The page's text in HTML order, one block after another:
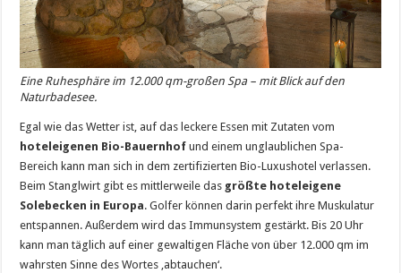
Eine Ruhesphäre im 12.000 qm-großen Spa – mit Blick auf den
Naturbadesee.
Egal wie das Wetter ist, auf das leckere Essen mit Zutaten vom
hoteleigenen Bio-Bauernhof und einem unglaublichen Spa-
Bereich kann man sich in dem zertifizierten Bio-Luxushotel verlassen.
Beim Stanglwirt gibt es mittlerweile das größte hoteleigene
Solebecken in Europa. Golfer können darin perfekt ihre Muskulatur
entspannen. Außerdem wird das Immunsystem gestärkt. Bis 20 Uhr
kann man täglich auf einer gewaltigen Fläche von über 12.000 qm im
wahrsten Sinne des Wortes ‚abtauchen‘.